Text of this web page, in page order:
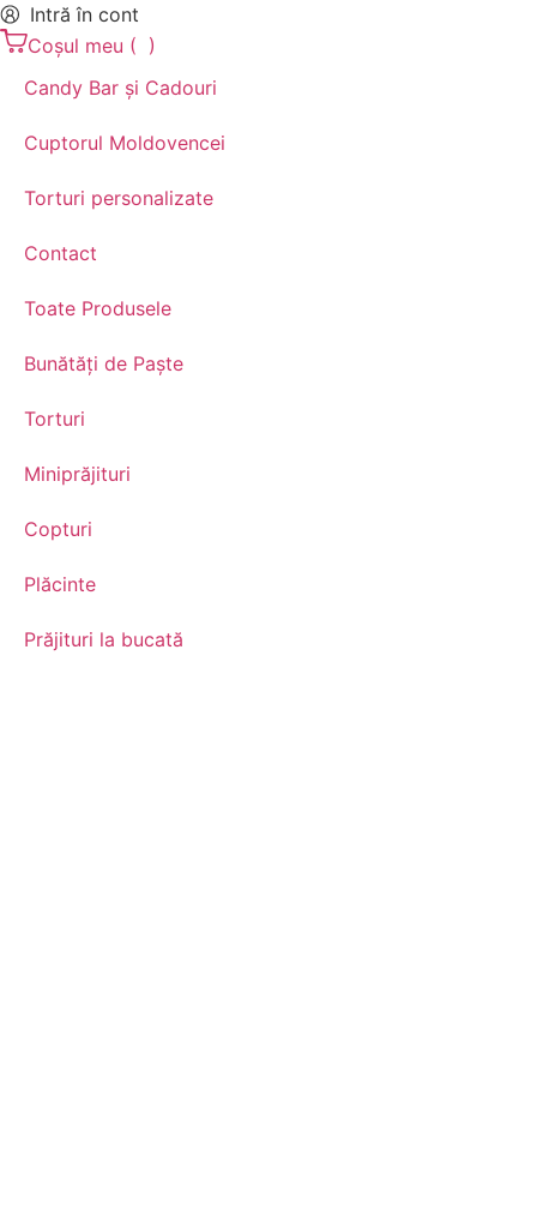
Intră în cont
Coșul meu ( )
Candy Bar și Cadouri
Cuptorul Moldovencei
Torturi personalizate
Contact
Toate Produsele
Bunătăți de Paște
Torturi
Miniprăjituri
Copturi
Plăcinte
Prăjituri la bucată